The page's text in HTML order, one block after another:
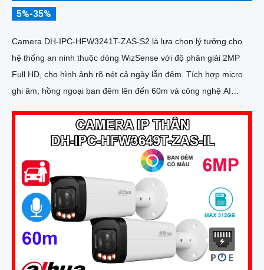
5%-35%
Camera DH-IPC-HFW3241T-ZAS-S2 là lựa chọn lý tưởng cho
hệ thống an ninh thuộc dòng WizSense với độ phân giải 2MP
Full HD, cho hình ảnh rõ nét cả ngày lẫn đêm. Tích hợp micro
ghi âm, hồng ngoại ban đêm lên đến 60m và công nghệ AI